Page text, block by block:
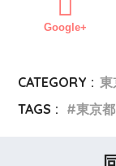
Google+
CATEGORY : 東
TAGS :
東京都